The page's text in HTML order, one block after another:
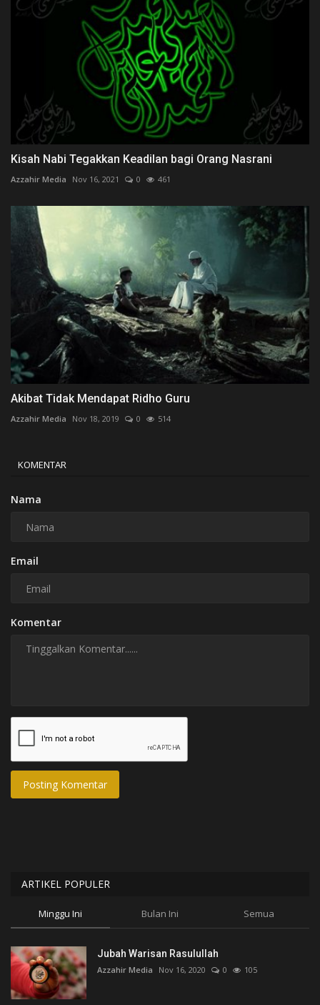
Kisah Nabi Tegakkan Keadilan bagi Orang Nasrani
Azzahir Media Nov 16, 2021 0 461
Akibat Tidak Mendapat Ridho Guru
Azzahir Media Nov 18, 2019 0 514
KOMENTAR
Nama
Email
Komentar
Posting Komentar
ARTIKEL POPULER
Minggu Ini Bulan Ini Semua
Jubah Warisan Rasulullah
Azzahir Media Nov 16, 2020 0 105